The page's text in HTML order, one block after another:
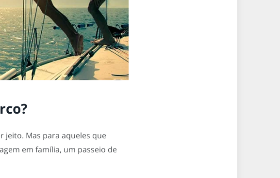
jeito. Mas para aqueles que
em família, um passeio de